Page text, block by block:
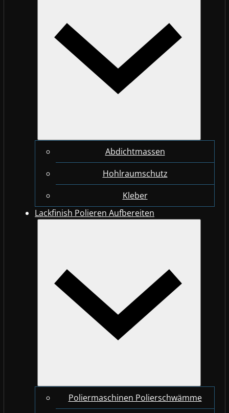
Abdichtmassen
Hohlraumschutz
Kleber
Lackfinish Polieren Aufbereiten
Poliermaschinen Polierschwämme